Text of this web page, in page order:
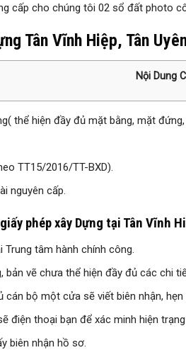
cấp cho chúng tôi 02 sổ đất photo
Tân Vĩnh Hiệp, Tân
Nội Dung
thể hiện đầy đủ mặt bằng, mặt
TT15/2016/TT-BXD).
nguyên cấp.
phép xây Dựng tại Tân Vĩnh
tâm hành chính công.
bản vẽ chưa thể hiện đầy đủ các chi
bộ một cửa sẽ viết biên nhận, hẹn
điện thoại bạn để xác minh hiện
biên nhận hồ sơ.